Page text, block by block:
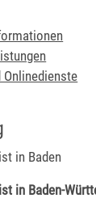
Onlinedienste
in Baden
in Baden-